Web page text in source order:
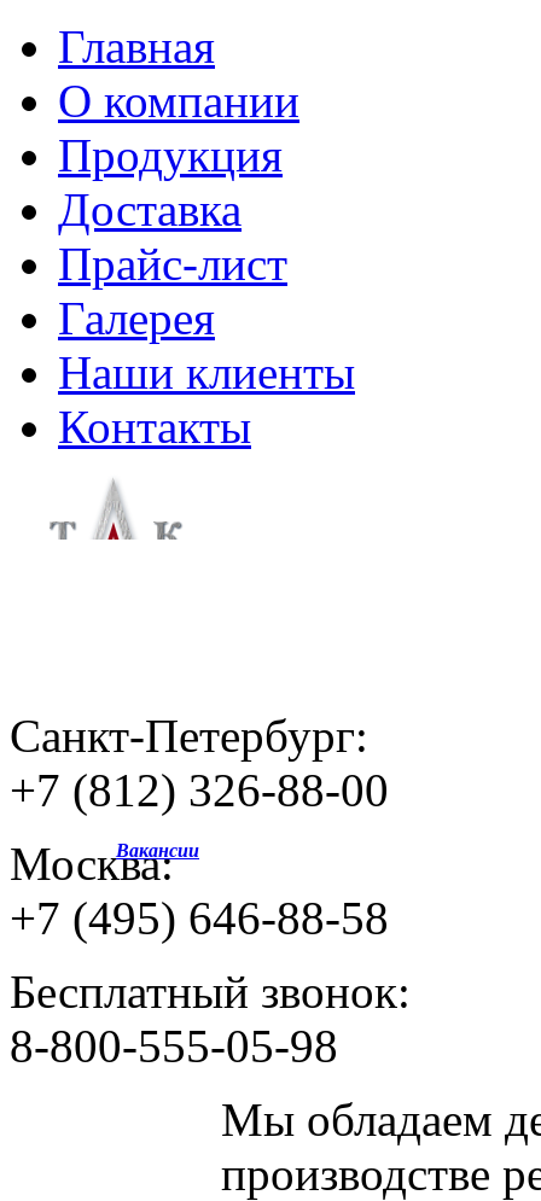
Главная
О компании
Продукция
Доставка
Прайс-лист
Галерея
Наши клиенты
Контакты
Санкт-Петербург:
+7 (812) 326-88-00
Москва:
+7 (495) 646-88-58
Бесплатный звонок:
8-800-555-05-98
Мы обладаем
производстве
Вакансии